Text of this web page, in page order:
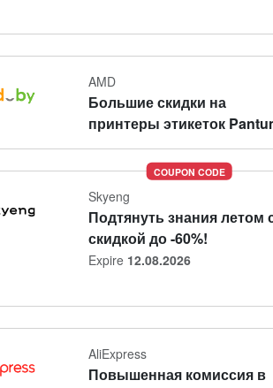
AMD
Большие скидки на
принтеры этикеток
COUPON CODE
Skyeng
Подтянуть знания летом
скидкой до -60%!
Expire 12.08.2026
AliExpress
Повышенная комиссия в